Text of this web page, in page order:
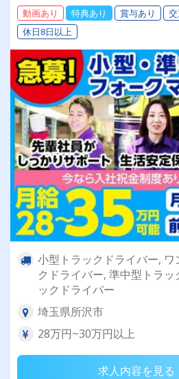
動画あり 特典あり 賞与あり
休日8日以上
小型トラックドライバー, ワ
クドライバー, 準中型トラ
ックドライバー
埼玉県所沢市
28万円~30万円以上
求人内容を見る